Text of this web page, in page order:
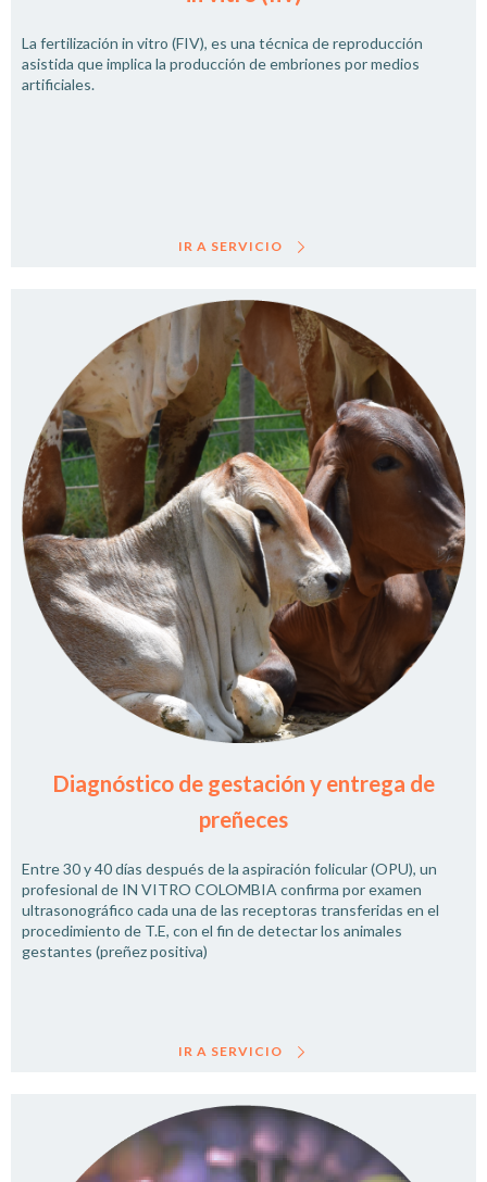
La fertilización in vitro (FIV), es una técnica de reproducción
asistida que implica la producción de embriones por medios
artificiales.
IR A SERVICIO
Diagnóstico de gestación y entrega de
preñeces
Entre 30 y 40 días después de la aspiración folicular (OPU), un
profesional de IN VITRO COLOMBIA confirma por examen
ultrasonográfico cada una de las receptoras transferidas en el
procedimiento de T.E, con el fin de detectar los animales
gestantes (preñez positiva)
IR A SERVICIO